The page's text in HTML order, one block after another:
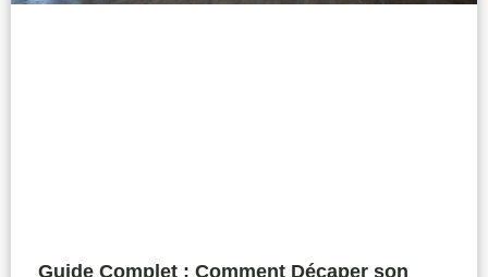
Guide Complet : Comment Décaper son